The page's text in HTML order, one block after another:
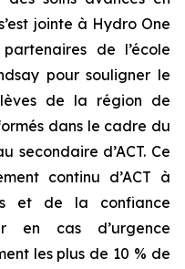
jointe à Hydro One
de l’école
pour souligner le
de la région de
dans le cadre du
secondaire d’ACT. Ce
continu d’ACT à
et de la confiance
en cas d’urgence
les plus de 10 % de